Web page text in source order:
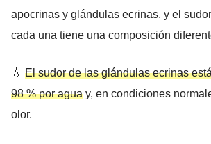
apocrinas y glándulas ecrinas, y el
cada una tiene una composición
💧 El sudor de las glándulas ecrinas
98 % por agua y, en condiciones
olor.